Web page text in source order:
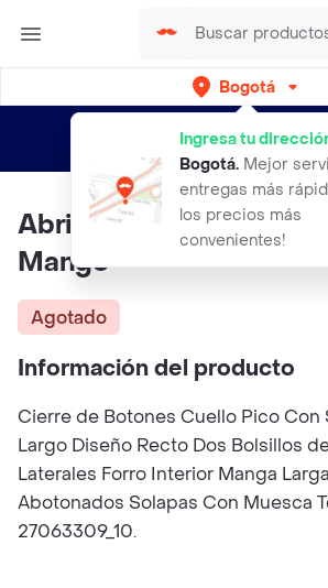
Bogotá
Ingresa tu
Bogotá. Mejor
entregas más
los precios más
convenientes!
envíos gratis por semanas
Abrigo Yoko Vainilla
Mango
Agotado
Información del producto
Cierre de Botones Cuello Pico Con
Largo Diseño Recto Dos Bolsillos
Laterales Forro Interior Manga
Abotonados Solapas Con Muesca
27063309_10.